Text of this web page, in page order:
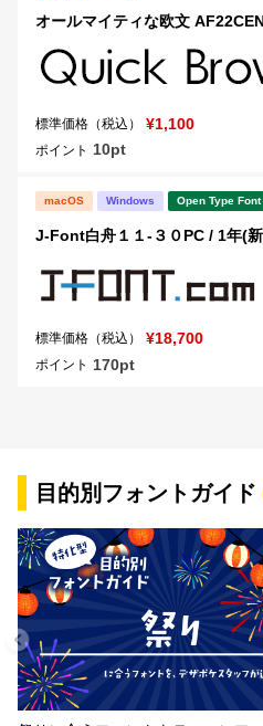
オールマイティな欧文
標準価格（税込） ¥1,100
ポイント 10pt
macOS Windows Open Type Font
J-Font白舟１１-３０PC / 1年(
標準価格（税込） ¥18,700
ポイント 170pt
目的別フォントガイド